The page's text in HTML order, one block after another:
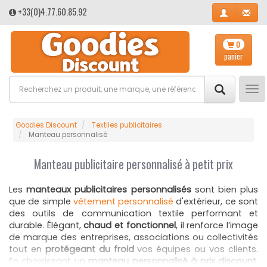
+33(0)4.77.60.85.92
0
panier
Goodies Discount
Textiles publicitaires
Manteau personnalisé
Manteau publicitaire personnalisé à petit prix
Lesmanteaux publicitaires personnaliséssont bien plus
que de simple vêtement personnalisé d'extérieur, ce sont
des outils de communication textile performant et
durable. Élégant,chaud et fonctionnel, il renforce l’image
de marque des entreprises, associations ou collectivités
tout en protégeant du froidvos équipes ou vos clients.
En choisissant un manteau personnalisé à prix discount